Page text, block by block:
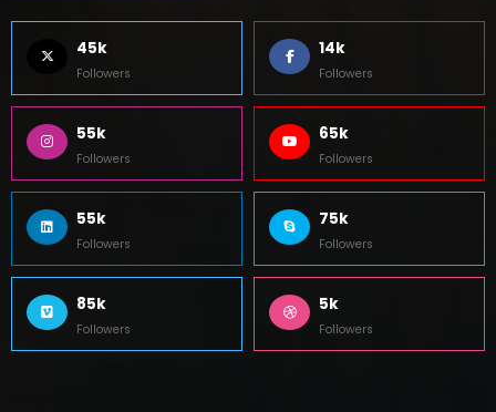
45k
Followers
14k
Followers
55k
Followers
65k
Followers
55k
Followers
75k
Followers
85k
Followers
5k
Followers